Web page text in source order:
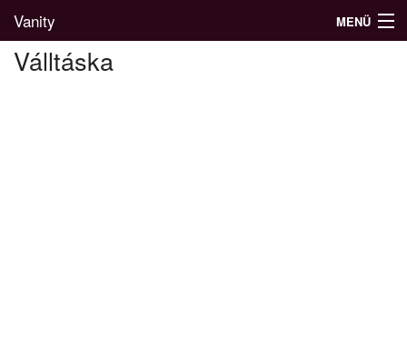
Vanity MENÜ
Válltáska